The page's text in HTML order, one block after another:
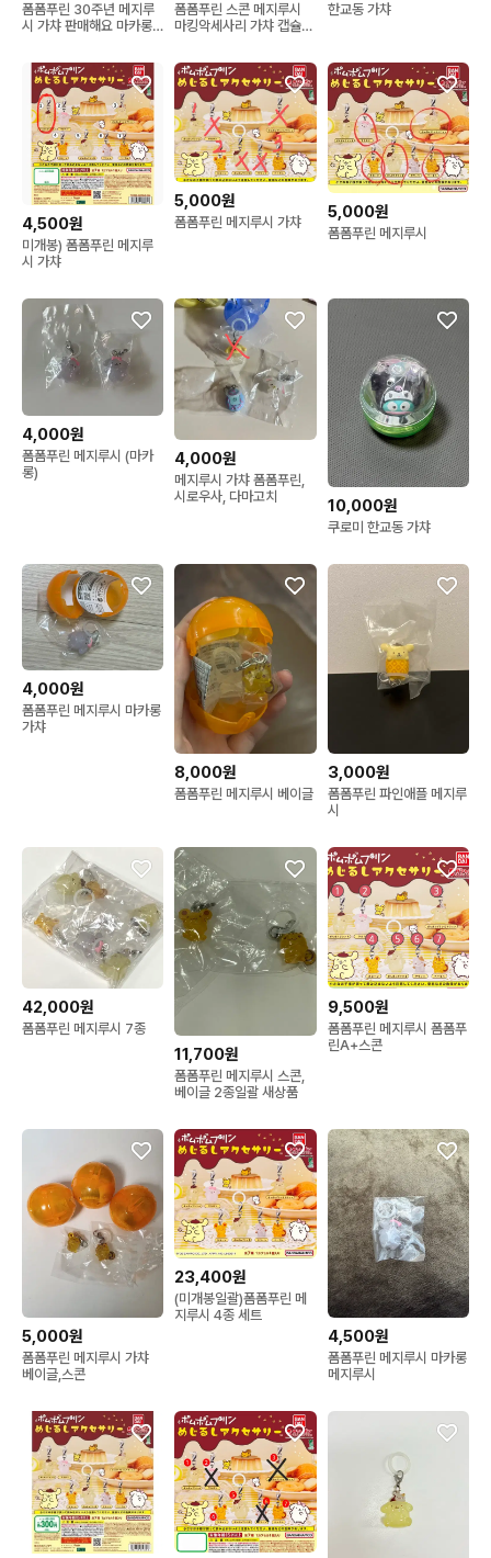
폼폼푸린 30주년 메지루
시 가챠 판매해요 마카롱
폼폼푸린 스콘 메지루시
마킹악세사리 가챠 캡슐토
한교동 가챠
4,500원
미개봉) 폼폼푸린 메지루
시 가챠
5,000원
폼폼푸린 메지루시 가챠
5,000원
폼폼푸린 메지루시
4,000원
폼폼푸린 메지루시 (마카
롱)
4,000원
메지루시 가챠 폼폼푸린,
시로우사, 다마고치
10,000원
쿠로미 한교동 가챠
4,000원
폼폼푸린 메지루시 마카롱
가챠
8,000원
폼폼푸린 메지루시 베이글
3,000원
폼폼푸린 파인애플 메지루
시
42,000원
폼폼푸린 메지루시 7종
11,700원
폼폼푸린 메지루시 스콘,
베이글 2종일괄 새상품
9,500원
폼폼푸린 메지루시 폼폼푸
린A+스콘
5,000원
폼폼푸린 메지루시 가챠
베이글,스콘
23,400원
(미개봉일괄)폼폼푸린 메
지루시 4종 세트
4,500원
폼폼푸린 메지루시 마카롱
메지루시